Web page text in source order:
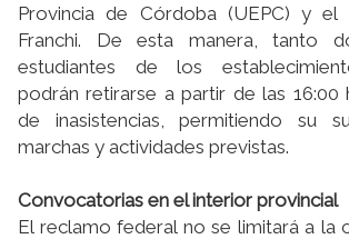
Provincia de Córdoba (UEPC) y el
Franchi. De esta manera, tanto
estudiantes de los
podrán retirarse a partir de las 16:00
de inasistencias, permitiendo su
marchas y actividades previstas.
Convocatorias en el interior provincial
El reclamo federal no se limitará a la